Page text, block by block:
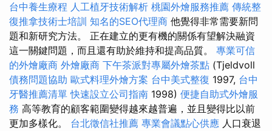
台中養生療程 人工植牙技術解析 桃園外燴服務推薦 傳統整
復推拿技術士培訓 知名的SEO代理商 他覺得非常需要新問
題和新研究方法。 正在建立的更有機的關係有望解決融資
這一關鍵問題，而且還有助於維持和提高品質。 專業可信
的外燴廠商 外燴廠商 下午茶派對專屬外燴茶點 (Tjeldvoll
債務問題協助 歐式料理外燴方案 台中美式整復 1997, 台中
牙醫推薦清單 快速設立公司指南 1998) 便捷自助式外燴服
務 高等教育的顧客範圍變得越來越普遍，並且變得比以前
更加多樣化。 台北徵信社推薦 專業會議點心供應 人口衰退